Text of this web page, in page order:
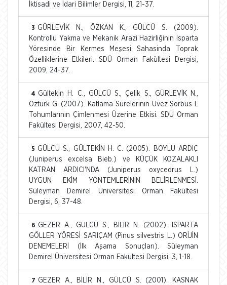
İktisadi ve İdari Bilimler Dergisi, 11, 21-37.
3 GÜRLEVİK N., ÖZKAN K., GÜLCÜ S. (2009).
Kontrollü Yakma ve Mekanik Arazi Hazirliğinin Isparta
Yöresinde Bir Kermes Meşesi Sahasinda Toprak
Özelliklerine Etkileri. SDÜ Orman Fakültesi Dergisi,
2009, 24-37.
4 Gültekin H. C., GÜLCÜ S., Çelik S., GÜRLEVİK N.,
Öztürk G. (2007). Katlama Sürelerinin Üvez Sorbus L
Tohumlarının Çimlenmesi Üzerine Etkisi. SDÜ Orman
Fakültesi Dergisi, 2007, 42-50.
5 GÜLCÜ S., GÜLTEKİN H. C. (2005). BOYLU ARDIÇ
(Juniperus excelsa Bieb.) ve KÜÇÜK KOZALAKLI
KATRAN ARDICI'NDA (Juniperus oxycedrus L.)
UYGUN EKİM YÖNTEMLERİNİN BELİRLENMESİ.
Süleyman Demirel Üniversitesi Orman Fakültesi
Dergisi, 6, 37-48.
6 GEZER A., GÜLCÜ S., BİLİR N. (2002). ISPARTA
GÖLLER YÖRESİ SARIÇAM (Pinus silvestris L.) ORİJİN
DENEMELERİ (İlk Aşama Sonuçları). Süleyman
Demirel Üniversitesi Orman Fakültesi Dergisi, 3, 1-18.
7 GEZER A., BİLİR N., GÜLCÜ S. (2001). KASNAK